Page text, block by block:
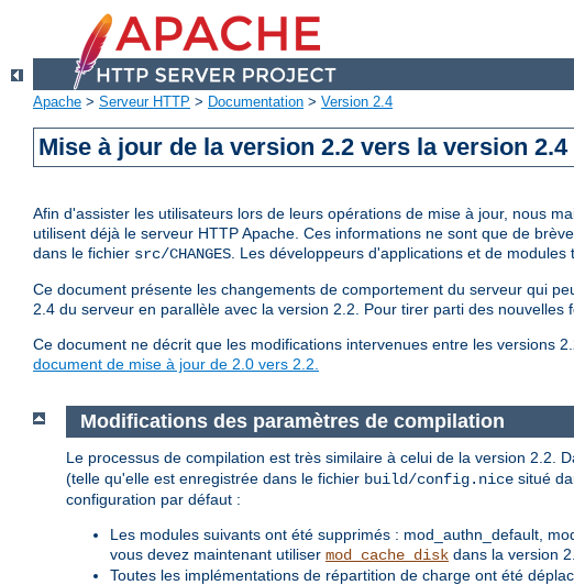
Apache > Serveur HTTP > Documentation > Version 2.4
Mise à jour de la version 2.2 vers la version 2.4
Afin d'assister les utilisateurs lors de leurs opérations de mise à jour, nous
utilisent déjà le serveur HTTP Apache. Ces informations ne sont que de
dans le fichier src/CHANGES. Les développeurs d'applications et de
Ce document présente les changements de comportement du serveur qui
2.4 du serveur en parallèle avec la version 2.2. Pour tirer parti des
Ce document ne décrit que les modifications intervenues entre les versions
document de mise à jour de 2.0 vers 2.2.
Modifications des paramètres de compilation
Le processus de compilation est très similaire à celui de la version 2.2.
(telle qu'elle est enregistrée dans le fichier build/config.nice situé
configuration par défaut :
Les modules suivants ont été supprimés : mod_authn_default,
vous devez maintenant utiliser mod_cache_disk dans la version
Toutes les implémentations de répartition de charge ont été